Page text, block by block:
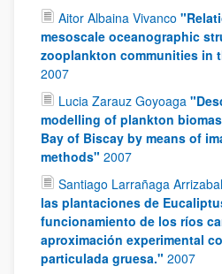
Aitor Albaina Vivanco
mesoscale oceanographic
zooplankton communities in
2007
Lucia Zarauz Goyoaga
modelling of plankton
Bay of Biscay by means of
methods" 2007
Santiago Larrañaga
las plantaciones de
funcionamiento de los ríos
aproximación experimental
particulada gruesa." 2007